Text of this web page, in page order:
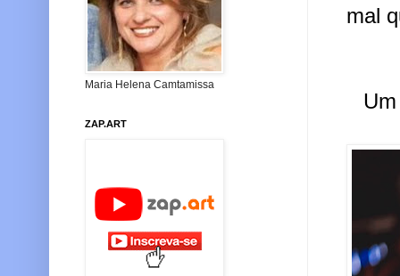
mal
Maria Helena Camtamissa
ZAP.ART